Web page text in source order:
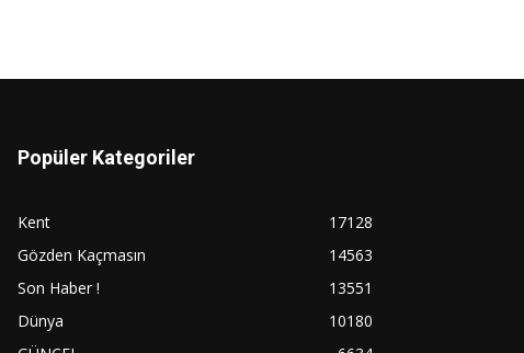
Popüler Kategoriler
Kent
17128
Gözden Kaçmasın
14563
Son Haber !
13551
Dünya
10180